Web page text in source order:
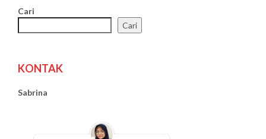
Cari
Cari
KONTAK
Sabrina